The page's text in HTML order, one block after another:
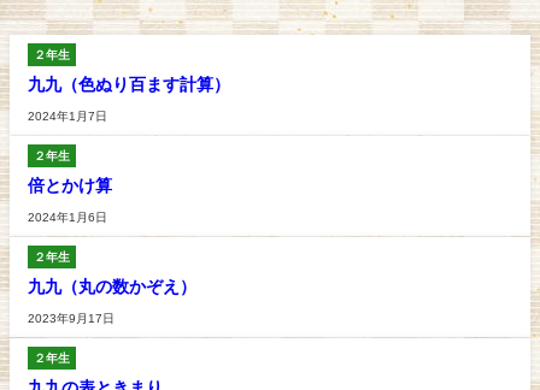
２年生
九九（色ぬり百ます計算）
2024年1月7日
２年生
倍とかけ算
2024年1月6日
２年生
九九（丸の数かぞえ）
2023年9月17日
２年生